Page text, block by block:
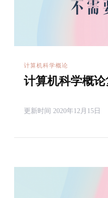
计算机科学概论
计算机科学概论
更新时间 2020年12月15日